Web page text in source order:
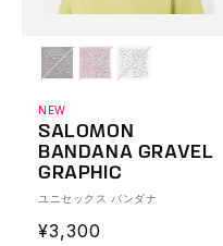
NEW
SALOMON
BANDANA GRAVEL
GRAPHIC
ユニセックス バンダナ
通
¥3,300